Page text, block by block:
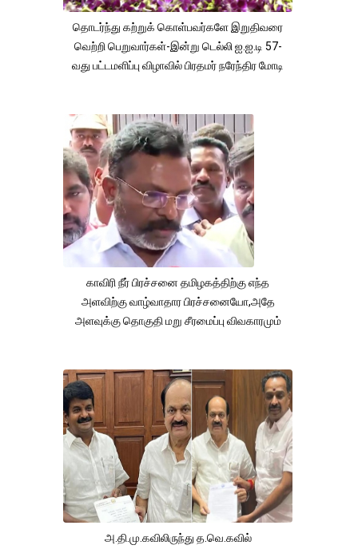
தொடர்ந்து கற்றுக் கொள்பவர்களே இறுதிவரை
வெற்றி பெறுவார்கள்-இன்று டெல்லி ஐ.ஐ.டி 57-
வது பட்டமளிப்பு விழாவில் பிரதமர் நரேந்திர மோடி
காவிரி நீர் பிரச்சனை தமிழகத்திற்கு எந்த
அளவிற்கு வாழ்வாதார பிரச்சனையோ,அதே
அளவுக்கு தொகுதி மறு சீரமைப்பு விவகாரமும்
அ.தி.மு.கவிலிருந்து த.வெ.கவில்